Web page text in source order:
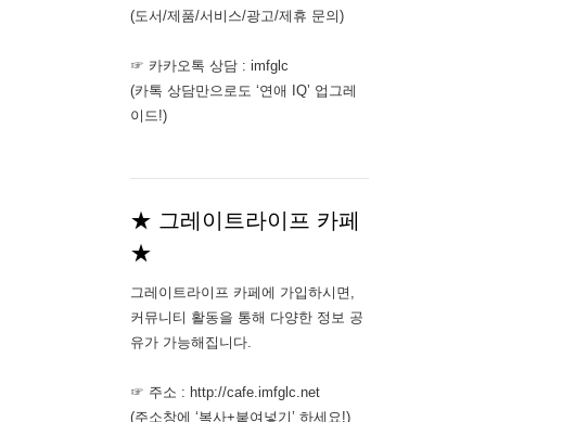
(도서/제품/서비스/광고/제휴 문의)
☞ 카카오톡 상담 : imfglc
(카톡 상담만으로도 ‘연애 IQ’ 업그레
이드!)
★ 그레이트라이프 카페
★
그레이트라이프 카페에 가입하시면,
커뮤니티 활동을 통해 다양한 정보 공
유가 가능해집니다.
☞ 주소 : http://cafe.imfglc.net
(주소창에 ‘복사+붙여넣기’ 하세요!)